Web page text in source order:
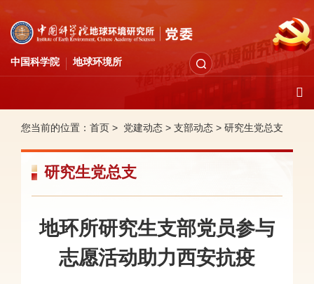
中国科学院 地球环境所
您当前的位置： 首页 > 党建动态 > 支部动态 > 研究生党总支
研究生党总支
地环所研究生支部党员参与
志愿活动助力西安抗疫